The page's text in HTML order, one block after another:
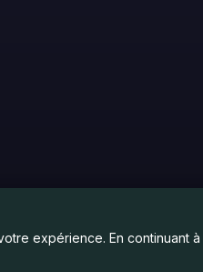
expérience. En continuant